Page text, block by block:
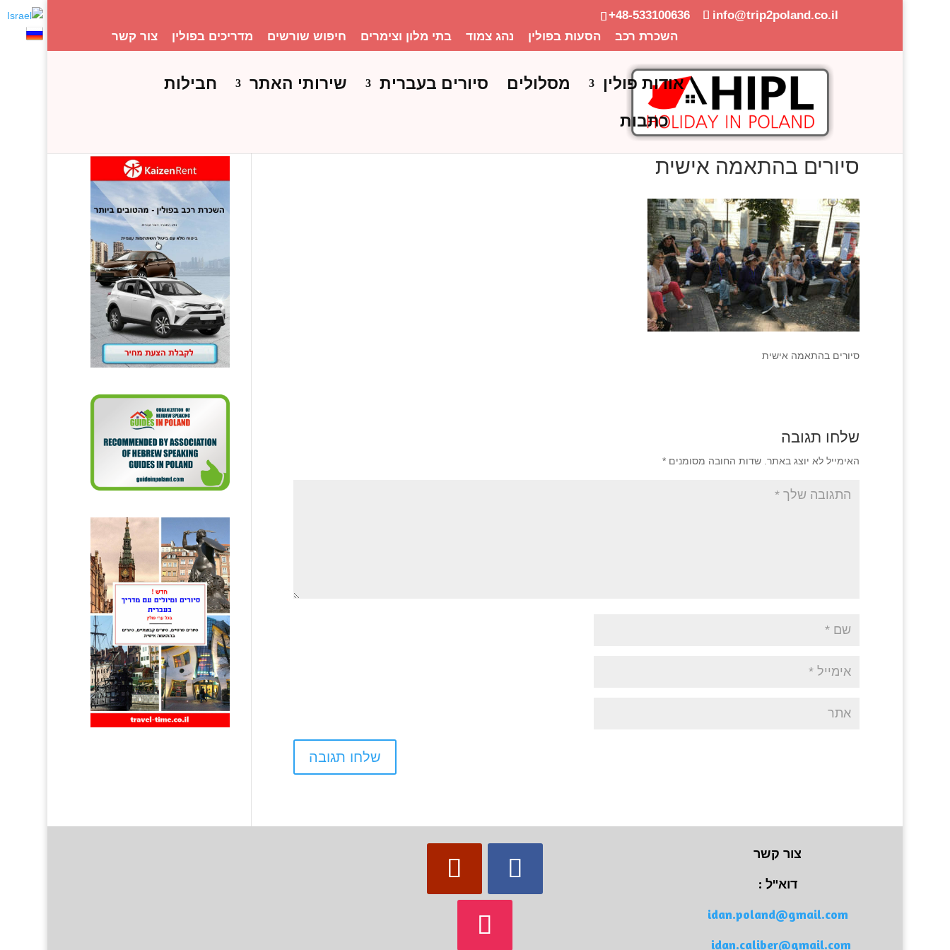
+48-533100636
info@trip2poland.co.il
השכרת רכב
הסעות בפולין נהג צמוד בתי מלון וצימרים חיפוש שורשים מדריכים בפולין צור קשר
אודות פולין מסלולים סיורים בעברית שירותי האתר חבילות
כתבות
סיורים בהתאמה אישית
סיורים בהתאמה אישית
שלחו תגובה
האימייל לא יוצג באתר. שדות החובה מסומנים *
צור קשר
דוא"ל :
idan.poland@gmail.com
idan.caliber@gmail.com